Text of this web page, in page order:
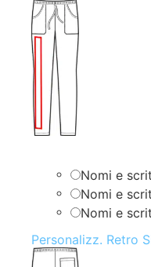
Nomi e
Nomi e
Nomi e
Personalizz. Retro